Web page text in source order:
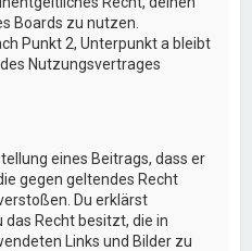
Boards zu nutzen.
Punkt 2, Unterpunkt a bleibt
Nutzungsvertrages
eines Beitrags, dass er
gegen geltendes Recht
Du erklärst
das Recht besitzt, die in
Links und Bilder zu